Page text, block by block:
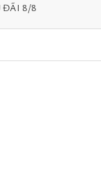
ĐÃI 8/8